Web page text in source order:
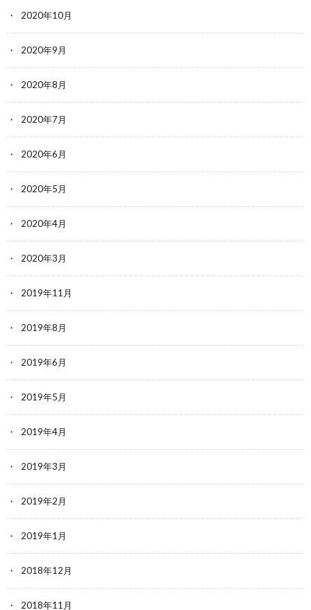
2020年10月
2020年9月
2020年8月
2020年7月
2020年6月
2020年5月
2020年4月
2020年3月
2019年11月
2019年8月
2019年6月
2019年5月
2019年4月
2019年3月
2019年2月
2019年1月
2018年12月
2018年11月